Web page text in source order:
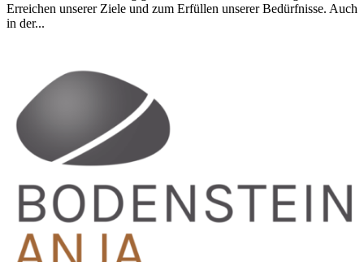
Erreichen unserer Ziele und zum Erfüllen unserer Bedürfnisse. Auch
in der...